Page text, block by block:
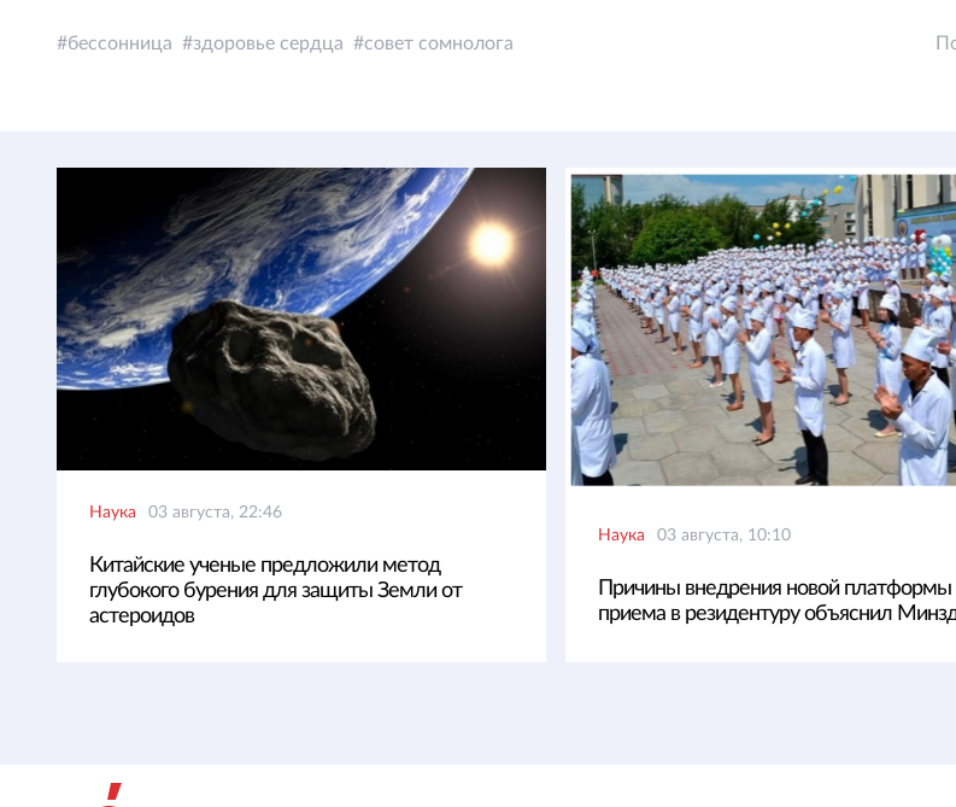
бессонница здоровье сердца совет сомнолога
Наука 03 августа, 22:46
Китайские ученые предложили метод
глубокого бурения для защиты Земли от
астероидов
Наука 03 августа, 10:10
Причины внедрения новой платформы
приема в резидентуру объяснил